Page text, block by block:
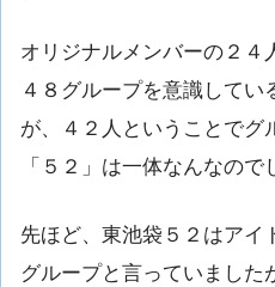
オリジナルメンバーの２４
４８グループを意識してい
が、４２人ということでグ
「５２」は一体なんなので
先ほど、東池袋５２はアイ
グループと言っていました